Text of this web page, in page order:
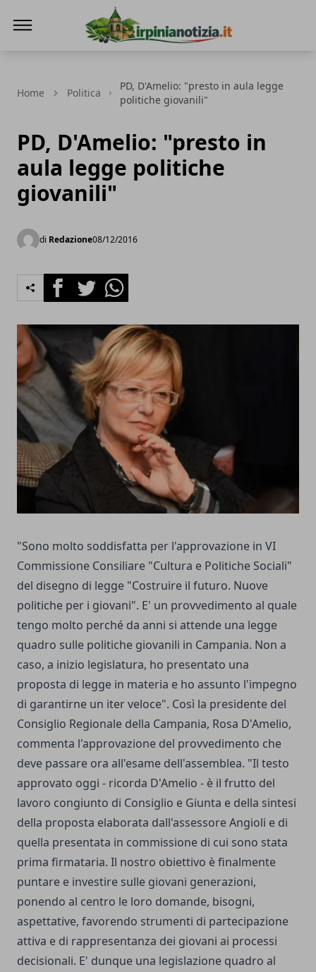
Home Politica
PD, D'Amelio: "presto in aula legge
politiche giovanili"
PD, D'Amelio: "presto in
aula legge politiche
giovanili"
di Redazione08/12/2016
FacebookTwitterWhatsapp
"Sono molto soddisfatta per l'approvazione in VI
Commissione Consiliare "Cultura e Politiche Sociali"
del disegno di legge "Costruire il futuro. Nuove
politiche per i giovani". E' un provvedimento al quale
tengo molto perché da anni si attende una legge
quadro sulle politiche giovanili in Campania. Non a
caso, a inizio legislatura, ho presentato una
proposta di legge in materia e ho assunto l'impegno
di garantirne un iter veloce". Così la presidente del
Consiglio Regionale della Campania, Rosa D'Amelio,
commenta l'approvazione del provvedimento che
deve passare ora all'esame dell'assemblea. "Il testo
approvato oggi - ricorda D'Amelio - è il frutto del
lavoro congiunto di Consiglio e Giunta e della sintesi
della proposta elaborata dall'assessore Angioli e di
quella presentata in commissione di cui sono stata
prima firmataria. Il nostro obiettivo è finalmente
puntare e investire sulle giovani generazioni,
ponendo al centro le loro domande, bisogni,
aspettative, favorendo strumenti di partecipazione
attiva e di rappresentanza dei giovani ai processi
decisionali. E' dunque una legislazione quadro al